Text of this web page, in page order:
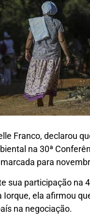
Franco, declarou
na 30ª
para
sua participação na
ela afirmou
na negociação.